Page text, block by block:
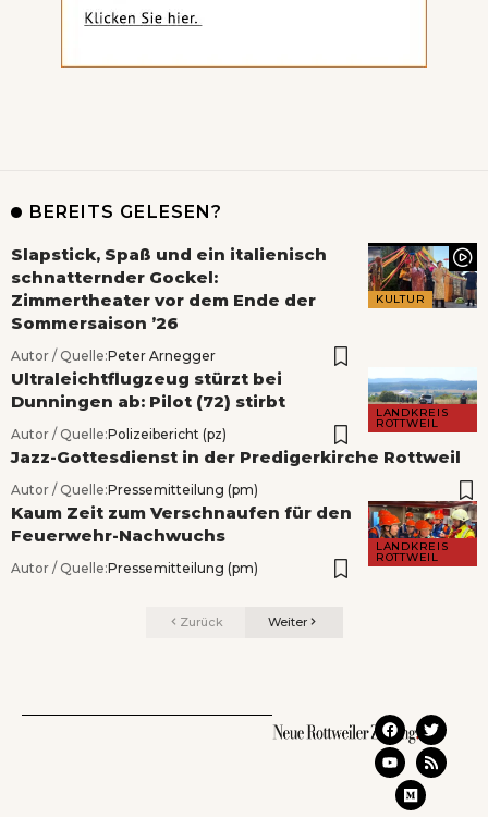
BEREITS GELESEN?
KULTUR
Slapstick, Spaß und ein italienisch
schnatternder Gockel:
Zimmertheater vor dem Ende der
Sommersaison ’26
Autor / Quelle:Peter Arnegger
LANDKREIS
ROTTWEIL
Ultraleichtflugzeug stürzt bei
Dunningen ab: Pilot (72) stirbt
Autor / Quelle:Polizeibericht (pz)
Jazz-Gottesdienst in der Predigerkirche Rottweil
Autor / Quelle:Pressemitteilung (pm)
LANDKREIS
ROTTWEIL
Kaum Zeit zum Verschnaufen für den
Feuerwehr-Nachwuchs
Autor / Quelle:Pressemitteilung (pm)
Zurück Weiter